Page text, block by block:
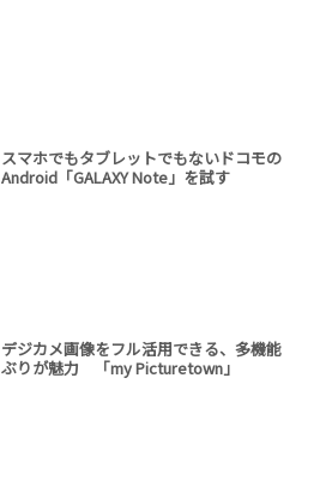
スマホでもタブレットでもないドコモの
Android「GALAXY Note」を試す
デジカメ画像をフル活用できる、多機能
ぶりが魅力 「my Picturetown」